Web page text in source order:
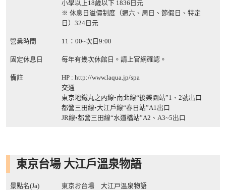
小學以上18歲以下 1836日元
※ 休息日溢價制度（週六、周日、節假日、特定
日）324日元
營業時間 11：00~次日9:00
固定休息日 每年有幾次休館日。請上官網確認。
備註 HP : http://www.laqua.jp/spa
交通
東京地鐵丸之內線•南北線“後樂園站”1、2號出口
都營三田線•大江戶線“春日站”A1出口
JR線•都營三田線“水道橋站”A2、A3~5出口
東京台場 大江戶溫泉物語
景點名(Ja) 東京お台場 大江戸温泉物語